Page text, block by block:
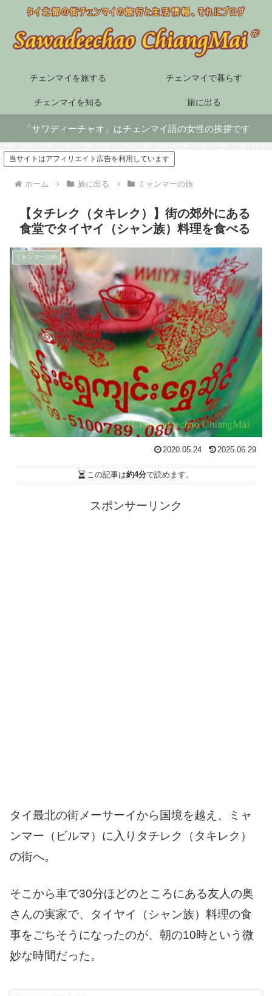
チェンマイを旅する チェンマイで暮らす
チェンマイを知る 旅に出る
「サワディーチャオ」はチェンマイ語の女性の挨拶です
当サイトはアフィリエイト広告を利用しています
ホーム 旅に出る ミャンマーの旅
【タチレク（タキレク）】街の郊外にある
食堂でタイヤイ（シャン族）料理を食べる
ミャンマーの旅
2020.05.24 2025.06.29
この記事は約4分で読めます。
スポンサーリンク
タイ最北の街メーサーイから国境を越え、ミャ
ンマー（ビルマ）に入りタチレク（タキレク）
の街へ。
そこから車で30分ほどのところにある友人の奥
さんの実家で、タイヤイ（シャン族）料理の食
事をごちそうになったのが、朝の10時という微
妙な時間だった。